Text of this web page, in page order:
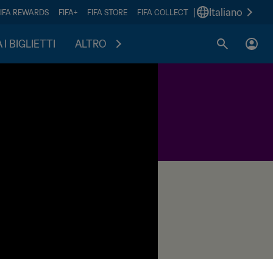
REWARDS FIFA+ FIFA STORE FIFA COLLECT Italiano
I BIGLIETTI ALTRO